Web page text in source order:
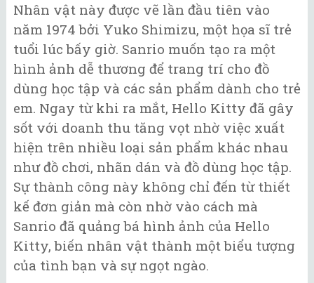
Nhân vật này được vẽ lần đầu tiên vào
năm 1974 bởi Yuko Shimizu, một họa sĩ trẻ
tuổi lúc bấy giờ. Sanrio muốn tạo ra một
hình ảnh dễ thương để trang trí cho đồ
dùng học tập và các sản phẩm dành cho trẻ
em. Ngay từ khi ra mắt, Hello Kitty đã gây
sốt với doanh thu tăng vọt nhờ việc xuất
hiện trên nhiều loại sản phẩm khác nhau
như đồ chơi, nhãn dán và đồ dùng học tập.
Sự thành công này không chỉ đến từ thiết
kế đơn giản mà còn nhờ vào cách mà
Sanrio đã quảng bá hình ảnh của Hello
Kitty, biến nhân vật thành một biểu tượng
của tình bạn và sự ngọt ngào.